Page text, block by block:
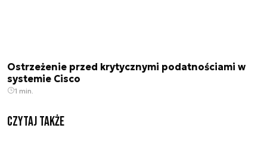
Ostrzeżenie przed krytycznymi podatnościami w
systemie Cisco
1 min.
Czytaj także